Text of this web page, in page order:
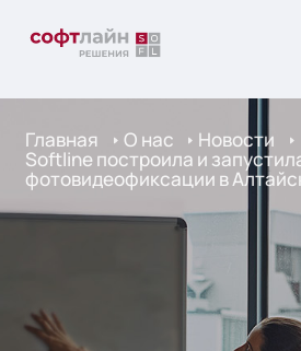
Главная О нас Новости
Softline построила и
фотовидеофиксации в